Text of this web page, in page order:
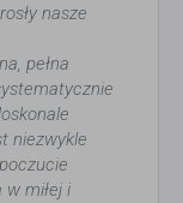
nasze
pełna
niezwykle
miłej i